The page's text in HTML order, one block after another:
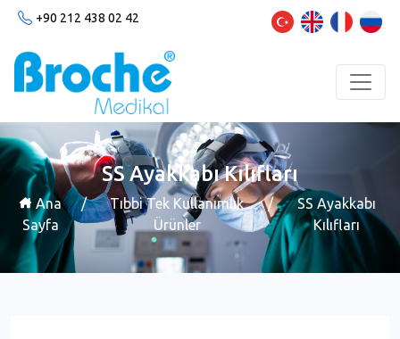
+90 212 438 02 42
SS Ayakkabı Kılıfları
Ana
Sayfa
/
Tıbbi Tek Kullanımlık
Ürünler
/
SS Ayakkabı
Kılıfları